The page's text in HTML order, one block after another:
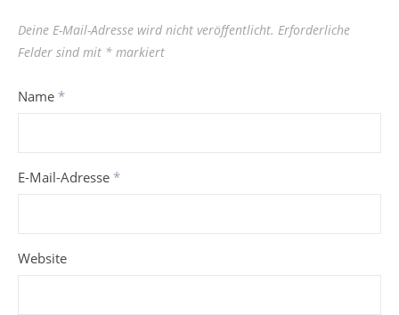
Deine E-Mail-Adresse wird nicht veröffentlicht. Erforderliche
Felder sind mit * markiert
Name *
E-Mail-Adresse *
Website